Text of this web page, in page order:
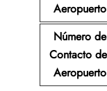
Aeropuerto
Número de
Contacto
Aeropuerto